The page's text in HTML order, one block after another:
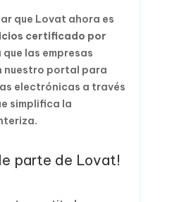
que Lovat ahora es
certificado por
las empresas
nuestro portal para
electrónicas a través
simplifica la
parte de Lovat!